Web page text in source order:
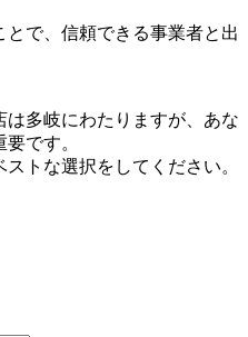
で、信頼できる事業者と出
多岐にわたりますが、あな
です。
トな選択をしてください。